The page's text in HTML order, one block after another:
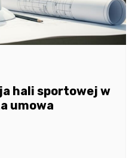
hali sportowej w
umowa